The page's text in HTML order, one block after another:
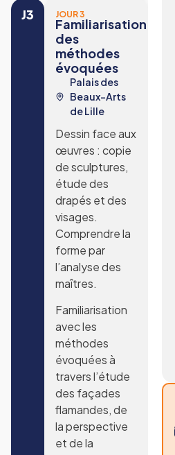
J3 JOUR 3
Familiarisation
des
méthodes
évoquées
Palais des
Beaux-Arts
de Lille
Dessin face aux
œuvres : copie
de sculptures,
étude des
drapés et des
visages.
Comprendre la
forme par
l’analyse des
maîtres.
Familiarisation
avec les
méthodes
évoquées à
travers l’étude
des façades
flamandes, de
la perspective
et de la